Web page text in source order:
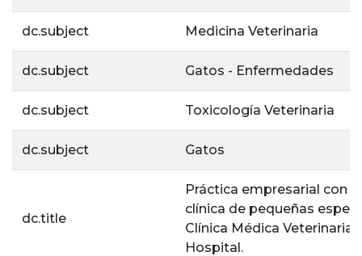
dc.subject Medicina Veterinaria
dc.subject Gatos - Enfermedades
dc.subject Toxicología Veterinaria
dc.subject Gatos
dc.title
Práctica empresarial con
clínica de pequeñas
Clínica Médica Veterinaria
Hospital.